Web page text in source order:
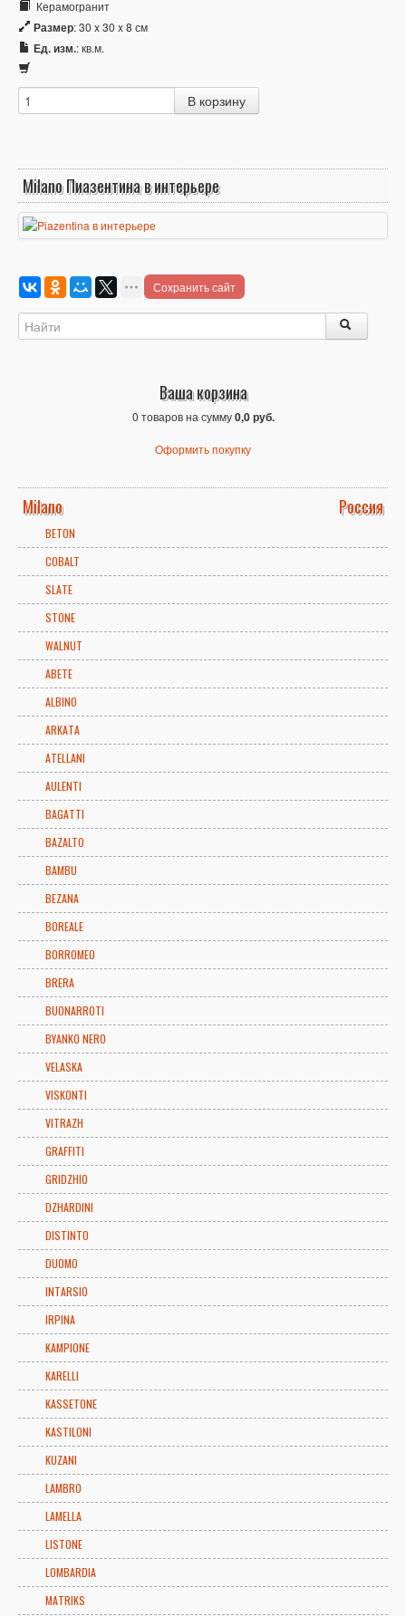
Керамогранит
Размер: 30 x 30 x 8 см
Ед. изм.: кв.м.
Milano Пиазентина в интерьере
Сохранить сайт
Ваша корзина
0 товаров на сумму0,0 руб.
Оформить покупку
Milano Россия
BETON
COBALT
SLATE
STONE
WALNUT
ABETE
ALBINO
ARKATA
ATELLANI
AULENTI
BAGATTI
BAZALTO
BAMBU
BEZANA
BOREALE
BORROMEO
BRERA
BUONARROTI
BYANKO NERO
VELASKA
VISKONTI
VITRAZH
GRAFFITI
GRIDZHIO
DZHARDINI
DISTINTO
DUOMO
INTARSIO
IRPINA
KAMPIONE
KARELLI
KASSETONE
KASTILONI
KUZANI
LAMBRO
LAMELLA
LISTONE
LOMBARDIA
MATRIKS